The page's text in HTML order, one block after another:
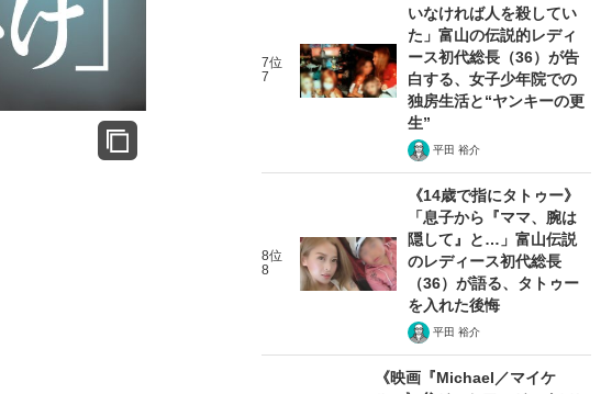
7位
7
いなければ人を殺してい
た」富山の伝説的レディ
ース初代総長（36）が告
白する、女子少年院での
独房生活と“ヤンキーの更
生”
平田 裕介
8位
8
《14歳で指にタトゥー》
「息子から『ママ、腕は
隠して』と…」富山伝説
のレディース初代総長
（36）が語る、タトゥー
を入れた後悔
平田 裕介
《映画『Michael／マイケ